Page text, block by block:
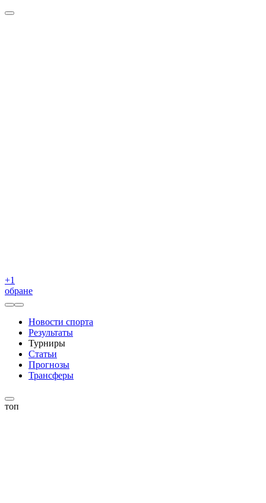
+1
обране
Новости спорта
Результаты
Турниры
Статьи
Прогнозы
Трансферы
топ